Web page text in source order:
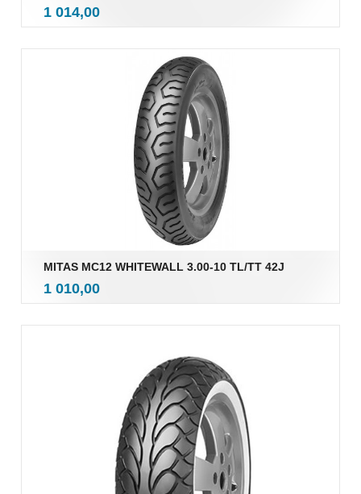
Pris
1 014,00mva.
MITAS MC12 WHITEWALL 3.00-10 TL/TT 42J
Pris
1 010,00mva.